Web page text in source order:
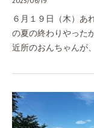
６月１９日（木）あ
の夏の終わりやった
近所のおんちゃんが
フルーツ スイカのお
にお邪魔した時 見せ
て"えいなぁ育てたい
思…